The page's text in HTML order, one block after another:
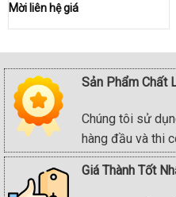
Mời liên hệ giá
Sản Phẩm Chất
Chúng tôi sử
hàng đầu và thi
Giá Thành Tốt